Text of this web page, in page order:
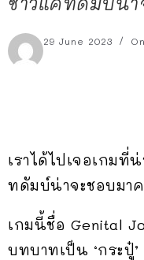
29 June 2023
เราได้ไปเจอเกมที่
ทดัมบ์น่าจะชอบมา
เกมนี้ชื่อ Genital
บทบาทเป็น ‘กระปู๋’